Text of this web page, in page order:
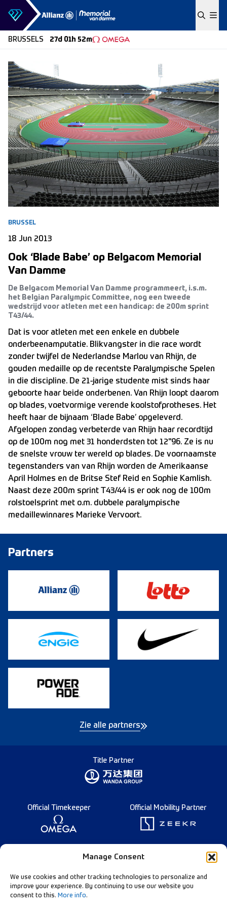
Manage Consent
We use cookies and other tracking technologies to personalize and
improve your experience. By continuing to use our website you
consent to this. More info.
Skip to content
BRUSSELS 27d 01h 52m
BRUSSEL
18 Jun 2013
Ook ‘Blade Babe’ op Belgacom Memorial
Van Damme
De Belgacom Memorial Van Damme programmeert, i.s.m.
het Belgian Paralympic Committee, nog een tweede
wedstrijd voor atleten met een handicap: de 200m sprint
T43/44.
Dat is voor atleten met een enkele en dubbele
onderbeenamputatie. Blikvangster in die race wordt
zonder twijfel de Nederlandse Marlou van Rhijn, de
gouden medaille op de recentste Paralympische Spelen
in die discipline. De 21-jarige studente mist sinds haar
geboorte haar beide onderbenen. Van Rhijn loopt daarom
op blades, voetvormige verende koolstofprotheses. Het
heeft haar de bijnaam ‘Blade Babe’ opgeleverd.
Afgelopen zondag verbeterde van Rhijn haar recordtijd
op de 100m nog met 31 honderdsten tot 12"96. Ze is nu
de snelste vrouw ter wereld op blades. De voornaamste
tegenstanders van van Rhijn worden de Amerikaanse
April Holmes en de Britse Stef Reid en Sophie Kamlish.
Naast deze 200m sprint T43/44 is er ook nog de 100m
rolstoelsprint met o.m. dubbele paralympische
medaillewinnares Marieke Vervoort.
Partners
Zie alle partners
Title Partner
Official Timekeeper Official Mobility Partner
Founding Partner